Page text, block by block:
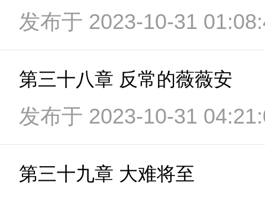
发布于 2023-10-31
第三十八章 反常的薇薇安
发布于 2023-10-31
第三十九章 大难将至